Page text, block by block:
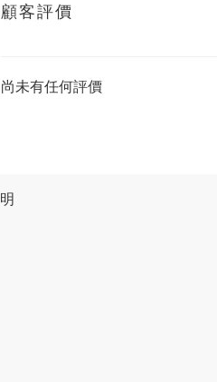
顧客評價
尚未有任何評價